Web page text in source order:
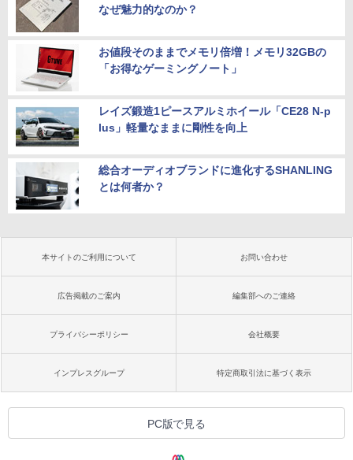
なぜ魅力的なのか？
お値段そのままでメモリ倍増！メモリ32GBの
「お得なゲーミングノート」
レイズ鍛造1ピースアルミホイール「CE28 N-p
lus」軽量なままに剛性を向上
総合オーディオブランドに進化するSHANLING
とは何者か？
本サイトのご利用について お問い合わせ
広告掲載のご案内 編集部へのご連絡
プライバシーポリシー 会社概要
インプレスグループ 特定商取引法に基づく表示
PC版で見る